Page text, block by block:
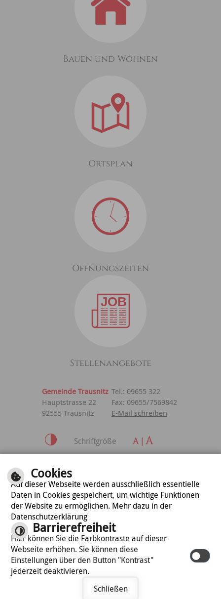
Bauen und Wohnen
Ortsplan
Öffnungszeiten
Stellenangebote
Gemeinde Trausnitz Tel.: 09655 322
Hauptstrasse 22
Fax: 09655/7569842
92555 Trausnitz
E-Mail schreiben
Schriftgröße
Datenschutzerklärung
optimiert für
mobile Endgeräte
©cm city media GmbH
Termin vereinbaren
Cookies
Auf dieser Webseite werden ausschließlich essentielle
Daten in Cookies gespeichert, um wichtige Funktionen
der Website zu ermöglichen. Mehr dazu in der
Datenschutzerklärung
Barrierefreiheit
Hier können Sie die Farbkontraste auf dieser
Webseite erhöhen. Sie können diese
Einstellungen über den Button "Kontrast"
jederzeit deaktivieren.
Schließen